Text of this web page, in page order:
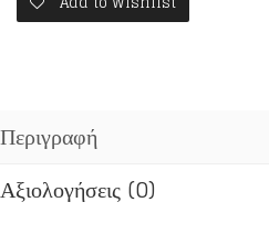
Περιγραφή
Αξιολογήσεις (0)